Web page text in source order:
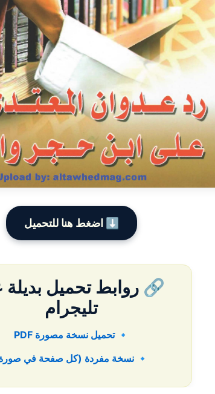
⬇️ اضغط هنا للتحميل
🔗 روابط تحميل بديلة
تليجرام
🔹 تحميل نسخة مصورة PDF
🔹 نسخة مفردة (كل صفحة في